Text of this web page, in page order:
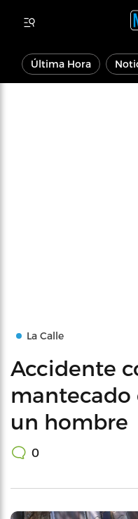
Última Hora
La Calle
Accidente
mantecado
un hombre
0